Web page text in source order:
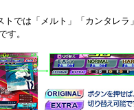
トでは「メルト」「カンタレラ
す。